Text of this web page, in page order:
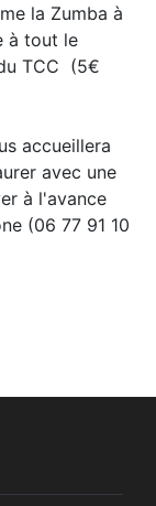
la Zumba à
à tout le
TCC (5€
accueillera
avec une
à l'avance
(06 77 91 10